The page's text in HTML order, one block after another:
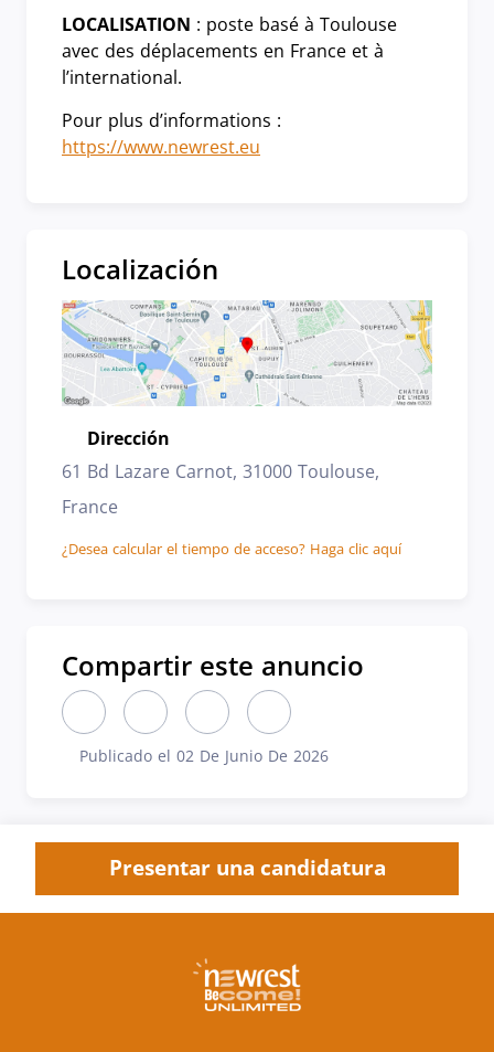
LOCALISATION : poste basé à Toulouse
avec des déplacements en France et à
l’international.
Pour plus d’informations :
https://www.newrest.eu
Localización
Emplazamiento
Dirección
61 Bd Lazare Carnot, 31000 Toulouse,
France
¿Desea calcular el tiempo de acceso? Haga clic aquí
Compartir este anuncio
Compartir este anuncio en LinkedIn (nueva
Compartir este anuncio en X (nueva
Compartir este anuncio en
Compartir este anuncio
Publicado el
Publicado el 02 De Junio De 2026
Presentar una candidatura